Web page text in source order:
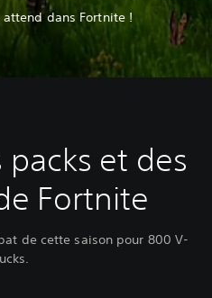
dans Fortnite !
et des
Fortnite
de cette saison pour 800 V-